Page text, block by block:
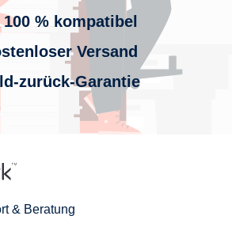
100 % kompatibel
Versand
zurück-Garantie
& Beratung